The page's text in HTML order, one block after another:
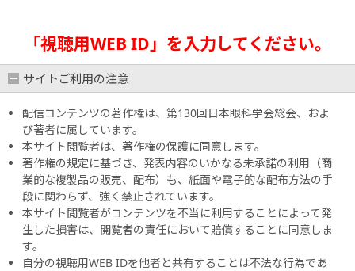
「視聴用WEB ID」を入力してください。
サイトご利用の注意
配信コンテンツの著作権は、第130回日本眼科学会総会、およ
び著者に属しています。
本サイト閲覧者は、著作権の保護に同意します。
著作権の規定に基づき、発表内容のいかなる未承諾の利用（商
業的な複製品の販売、配布）も、紙面や電子的な配布方法の手
段に関わらず、強く禁止されています。
本サイト閲覧者がコンテンツを不当に利用することによって発
生した損害は、閲覧者の責任において賠償することに同意しま
す。
自分の視聴用WEB IDを他者と共有することは不法な行為であ